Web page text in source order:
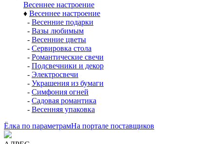
Весеннее настроение
♦ Весеннее настроение
- Весенние подарки
- Вазы любимым
- Весенние цветы
- Сервировка стола
- Романтические свечи
- Подсвечники и декор
- Электросвечи
- Украшения из бумаги
- Симфония огней
- Садовая романтика
- Весенняя упаковка
Ёлка по параметрамНа портале поставщиков